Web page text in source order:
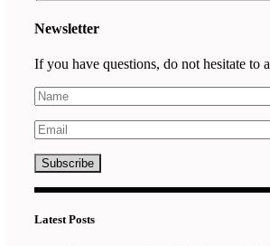
Newsletter
If you have questions, do not hesitate to
Latest Posts